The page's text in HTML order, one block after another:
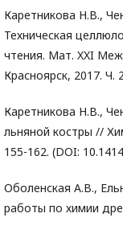
Каретникова Н.В.,
Техническая
чтения. Мат. XXI
Красноярск, 2017. Ч.
Каретникова Н.В.,
льняной костры //
155-162. (DOI:
Оболенская А.В.,
работы по химии